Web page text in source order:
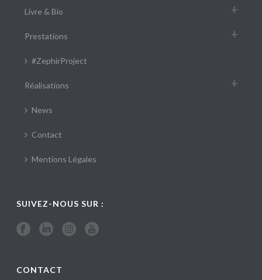
Livre & Bio
Prestations
#ZephirProject
Réalisations
News
Contact
Mentions Légales
SUIVEZ-NOUS SUR :
CONTACT